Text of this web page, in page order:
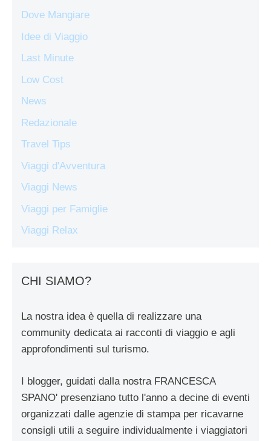
Dove Mangiare
Idee di Viaggio
Last Minute
Low Cost
News
Redazionale
Travel Tips
Viaggi d'Avventura
Viaggi News
Viaggi per Famiglie
Viaggi Relax
CHI SIAMO?
La nostra idea è quella di realizzare una
community dedicata ai racconti di viaggio e agli
approfondimenti sul turismo.
I blogger, guidati dalla nostra FRANCESCA
SPANO' presenziano tutto l'anno a decine di eventi
organizzati dalle agenzie di stampa per ricavarne
consigli utili a seguire individualmente i viaggiatori